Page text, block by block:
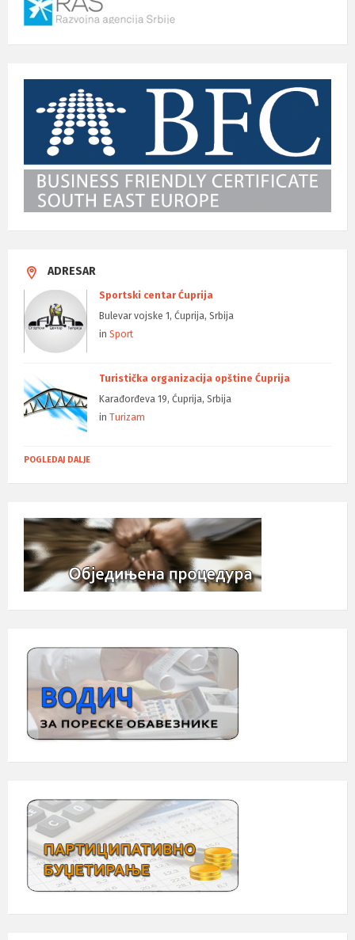
ADRESAR
Sportski centar Ćuprija
Bulevar vojske 1, Ćuprija, Srbija
in Sport
Turistička organizacija opštine Ćuprija
Karađorđeva 19, Ćuprija, Srbija
in Turizam
POGLEDAJ DALJE